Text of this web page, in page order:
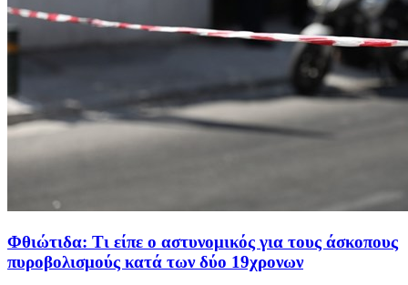
Φθιώτιδα: Τι είπε ο αστυνομικός για τους άσκοπους
πυροβολισμούς κατά των δύο 19χρονων